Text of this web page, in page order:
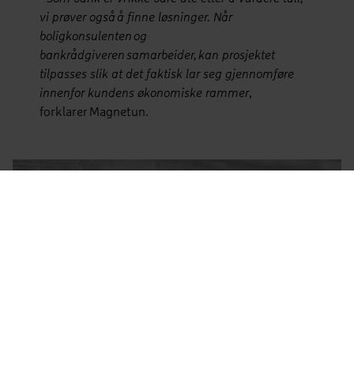
vi prøver også å finne løsninger. Når
boligkonsulenten og
bankrådgiveren samarbeider, kan prosjektet
tilpasses slik at det faktisk lar seg gjennomføre
innenfor kundens økonomiske rammer,
forklarer Magnetun.